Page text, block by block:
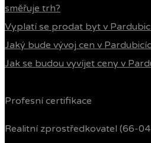
směřuje trh?
Vyplatí se prodat byt v
Jaký bude vývoj cen v
Jak se budou vyvíjet ceny v
Profesní certifikace
Realitní zprostředkovatel (66-